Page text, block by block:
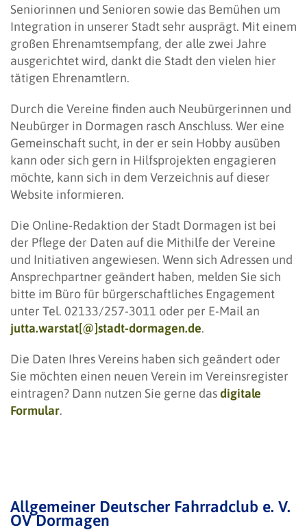
Seniorinnen und Senioren sowie das Bemühen um
Integration in unserer Stadt sehr ausprägt. Mit einem
großen Ehrenamtsempfang, der alle zwei Jahre
ausgerichtet wird, dankt die Stadt den vielen hier
tätigen Ehrenamtlern.
Durch die Vereine finden auch Neubürgerinnen und
Neubürger in Dormagen rasch Anschluss. Wer eine
Gemeinschaft sucht, in der er sein Hobby ausüben
kann oder sich gern in Hilfsprojekten engagieren
möchte, kann sich in dem Verzeichnis auf dieser
Website informieren.
Die Online-Redaktion der Stadt Dormagen ist bei
der Pflege der Daten auf die Mithilfe der Vereine
und Initiativen angewiesen. Wenn sich Adressen und
Ansprechpartner geändert haben, melden Sie sich
bitte im Büro für bürgerschaftliches Engagement
unter Tel. 02133/257-3011 oder per E-Mail an
jutta.warstat[@]stadt-dormagen.de.
Die Daten Ihres Vereins haben sich geändert oder
Sie möchten einen neuen Verein im Vereinsregister
eintragen? Dann nutzen Sie gerne dasdigitale
Formular.
Allgemeiner Deutscher Fahrradclub e. V.
OV Dormagen